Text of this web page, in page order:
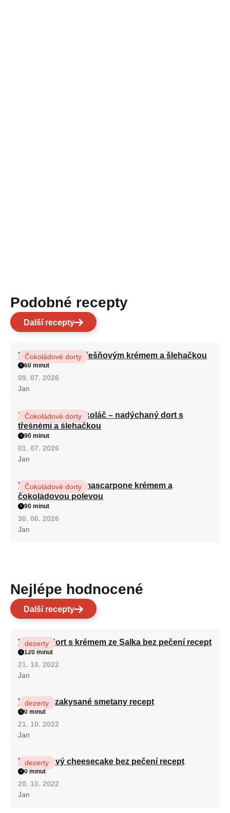
Podobné recepty
Další recepty
Dort Černý les s třešňovým krémem a šlehačkou
Čokoládové dorty
60 minut
09. 07. 2026
Jan
Schwarzwaldský koláč – nadýchaný dort s
třešněmi a šlehačkou
Čokoládové dorty
90 minut
01. 07. 2026
Jan
Piškotový dort s mascarpone krémem a
čokoládovou polevou
Čokoládové dorty
90 minut
30. 06. 2026
Jan
Nejlépe hodnocené
Další recepty
Patrový dort s krémem ze Salka bez pečení recept
dezerty
120 minut
21. 10. 2022
Jan
Fánky ze zakysané smetany recept
dezerty
0 minut
21. 10. 2022
Jan
Karamelový cheesecake bez pečení recept
dezerty
0 minut
20. 10. 2022
Jan